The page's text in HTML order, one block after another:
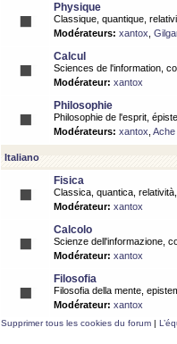
Physique
Classique, quantique,
Modérateurs: xantox
Calcul
Sciences de l'information,
Modérateur: xantox
Philosophie
Philosophie de l'esprit,
Modérateurs: xantox Ache
Italiano
Fisica
Classica, quantica, relatività,
Modérateur: xantox
Calcolo
Scienze dell'informazione,
Modérateur: xantox
Filosofia
Filosofia della mente,
Modérateur: xantox
Supprimer tous les cookies du forum |